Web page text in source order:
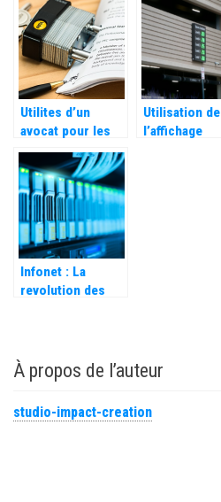
astuces
Utilites d’un
avocat pour les
entreprises
Utilisation de
l’affichage
Infonet : La
revolution des
À propos de l’auteur
studio-impact-creation